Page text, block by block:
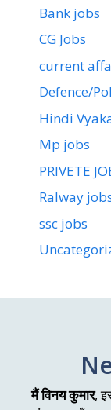
Bank jobs
CG Jobs
current
Defence/
Hindi
Mp jobs
PRIVETE
Ralway
ssc jobs
मैं विनय कुमार,